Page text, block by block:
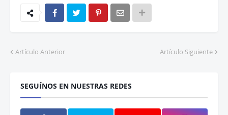
Artículo Anterior Artículo Siguiente
SEGUÍNOS EN NUESTRAS REDES